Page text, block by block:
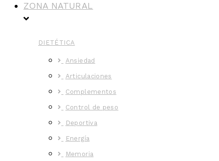
ZONA NATURAL
DIETÉTICA
Ansiedad
Articulaciones
Complementos
Control de peso
Deportiva
Energía
Memoria